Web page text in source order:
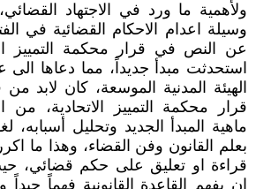
ولأهمية ما ورد في الاجتهاد
وسيلة اعدام الاحكام القضائية في
عن النص في قرار محكمة التمييز
استحدثت مبدأ جديداً، مما دعاها
الهيئة المدنية الموسعة، كان لابد
قرار محكمة التمييز الاتحادية،
ماهية المبدأ الجديد وتحليل أسبابه،
بعلم القانون وفن القضاء، وهذا ما
قراءة او تعليق على حكم قضائي،
ان يفهم القاعدة القانونية فهماً